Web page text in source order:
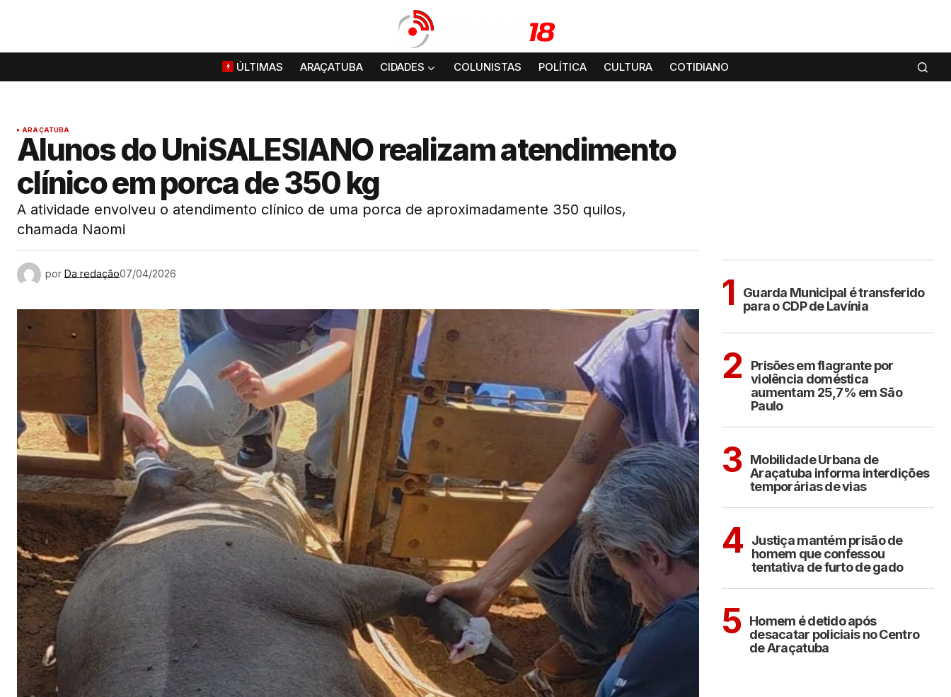
ÚLTIMAS ARAÇATUBA CIDADES COLUNISTAS POLÍTICA CULTURA COTIDIANO
ARAÇATUBA
Alunos do UniSALESIANO realizam atendimento
clínico em porca de 350 kg
A atividade envolveu o atendimento clínico de uma porca de aproximadamente 350 quilos,
chamada Naomi
por Da redação07/04/2026 1
Guarda Municipal é transferido
para o CDP de Lavínia
2
Prisões em flagrante por
violência doméstica
aumentam 25,7% em São
Paulo
3 Mobilidade Urbana de
Araçatuba informa interdições
temporárias de vias
4
Justiça mantém prisão de
homem que confessou
tentativa de furto de gado
5 Homem é detido após
desacatar policiais no Centro
de Araçatuba